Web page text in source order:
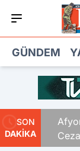
GÜNDEM
SON
DAKİKA